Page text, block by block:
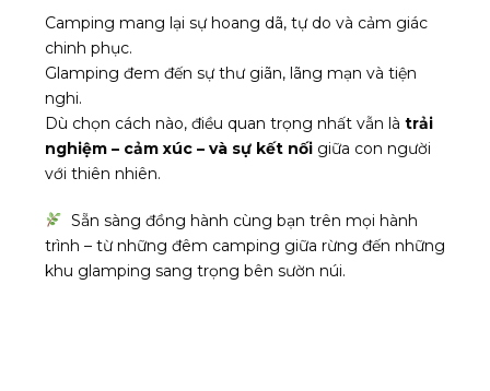
Camping mang lại sự hoang dã, tự do và cảm giác
chinh phục.
Glamping đem đến sự thư giãn, lãng mạn và tiện
nghi.
Dù chọn cách nào, điều quan trọng nhất vẫn là trải
nghiệm – cảm xúc – và sự kết nối giữa con người
với thiên nhiên.
Sẵn sàng đồng hành cùng bạn trên mọi hành
trình – từ những đêm camping giữa rừng đến những
khu glamping sang trọng bên sườn núi.